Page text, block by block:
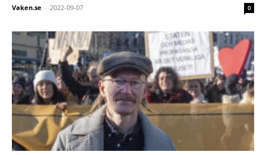
Vaken.se - 2022-09-07 0